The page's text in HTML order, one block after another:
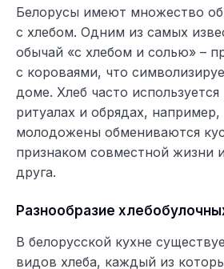
Белорусы имеют множество
с хлебом. Одним из самых
обычай «с хлебом и солью» –
с короваями, что
доме. Хлеб часто
ритуалах и обрядах, например,
молодожены обмениваются
признаком совместной жизни
друга.
Разнообразие
В белорусской кухне
видов хлеба, каждый из